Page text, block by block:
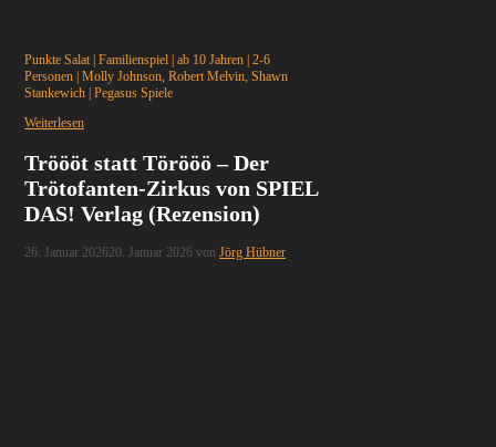
Punkte Salat Familienspiel ab 10 Jahren 2-6
Personen Molly Johnson, Robert Melvin, Shawn
Stankewich Pegasus Spiele
Weiterlesen
Tröööt statt Törööö – Der
Trötofanten-Zirkus von SPIEL
DAS! Verlag (Rezension)
26. Januar 202620. Januar 2026 vonJörg Hübner